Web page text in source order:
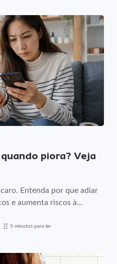
piora? Veja
Entenda por que adiar
e aumenta riscos à...
5 minutos para ler